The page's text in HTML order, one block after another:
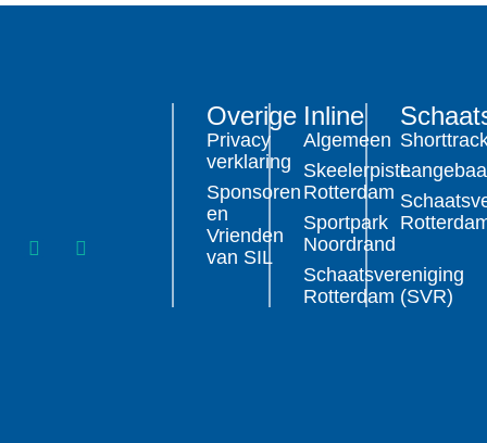
Inline
Algemeen
Skeelerpiste
Rotterdam
Sportpark
Noordrand
Schaatsvereniging
Rotterdam (SVR)
Overige
Privacy
verklaring
Sponsoren
en
Vrienden
van SIL